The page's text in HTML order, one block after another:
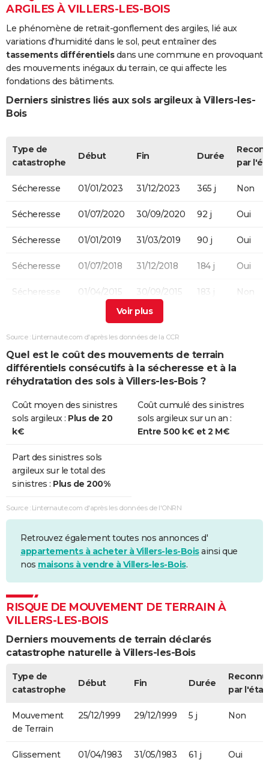
ARGILES À VILLERS-LES-BOIS
Le phénomène de retrait-gonflement des argiles, lié aux
variations d'humidité dans le sol, peut entraîner des
tassements différentielsdans une commune en provoquant
des mouvements inégaux du terrain, ce qui affecte les
fondations des bâtiments.
Derniers sinistres liés aux sols argileux à Villers-les-
Bois
Type de
catastrophe
Début Fin Durée
par
Sécheresse 01/01/2023 31/12/2023 365 j Non
Sécheresse 01/07/2020 30/09/2020 92 j Oui
Sécheresse 01/01/2019 31/03/2019 90 j Oui
Sécheresse 01/07/2018 31/12/2018 184 j Oui
Sécheresse 01/04/2015 30/09/2015 183 j Non
01/07/2003 30/09/2003
Source : Linternaute.com d'après les données de la CCR
Quel est le coût des mouvements de terrain
différentiels consécutifs à la sécheresse et à la
réhydratation des sols à Villers-les-Bois ?
Coût moyen des sinistres
sols argileux : Plus de 20
k€
Coût cumulé des sinistres
sols argileux sur un an :
Entre 500 k€ et 2 M€
Part des sinistres sols
argileux sur le total des
sinistres : Plus de 200%
Source : Linternaute.com d'après les données de l'ONRN
Retrouvez également toutes nos annonces d'
appartements à acheter à Villers-les-Boisainsi que
nos maisons à vendre à Villers-les-Bois.
RISQUE DE MOUVEMENT DE TERRAIN À
VILLERS-LES-BOIS
Derniers mouvements de terrain déclarés
catastrophe naturelle à Villers-les-Bois
Type de
catastrophe
Début Fin Durée
par l'état
Mouvement
de Terrain
25/12/1999 29/12/1999 5 j Non
Glissement 01/04/1983 31/05/1983 61 j Oui